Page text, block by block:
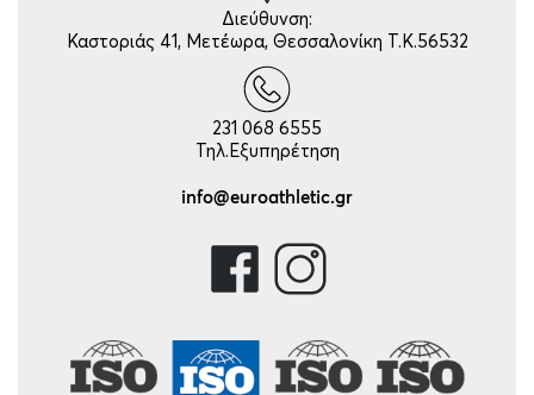
Διεύθυνση:
Καστοριάς 41, Μετέωρα, Θεσσαλονίκη Τ.Κ.56532
231 068 6555
Τηλ.Εξυπηρέτηση
info@euroathletic.gr